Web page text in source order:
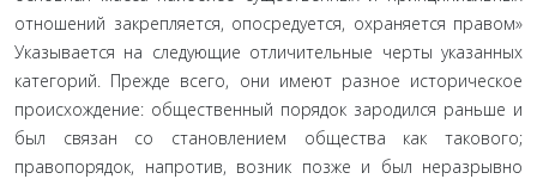
отношений за­крепляется, опосредуется, охраняется правом»
Указывается на следующие отличительные черты указанных
категорий. Пре­жде всего, они имеют разное историческое
происхождение: общественный порядок зародился раньше и
был связан со ста­новлением общества как такового;
правопорядок, напротив, возник позже и был неразрывно